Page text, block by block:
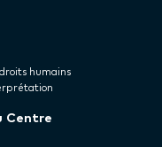
humains
Centre